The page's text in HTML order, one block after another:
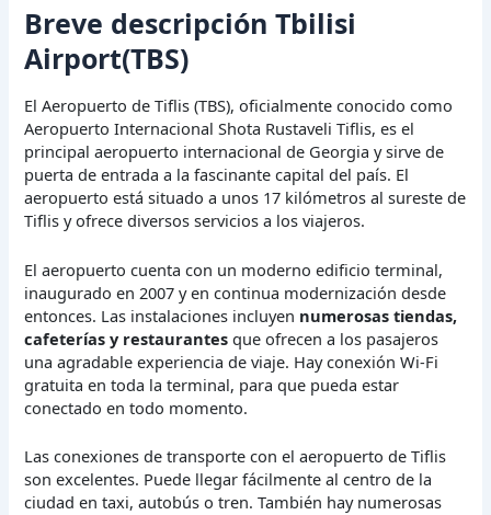
Breve descripción Tbilisi
Airport(TBS)
El Aeropuerto de Tiflis (TBS), oficialmente conocido como
Aeropuerto Internacional Shota Rustaveli Tiflis, es el
principal aeropuerto internacional de Georgia y sirve de
puerta de entrada a la fascinante capital del país. El
aeropuerto está situado a unos 17 kilómetros al sureste de
Tiflis y ofrece diversos servicios a los viajeros.
El aeropuerto cuenta con un moderno edificio terminal,
inaugurado en 2007 y en continua modernización desde
entonces. Las instalaciones incluyen numerosas tiendas,
cafeterías y restaurantes que ofrecen a los pasajeros
una agradable experiencia de viaje. Hay conexión Wi-Fi
gratuita en toda la terminal, para que pueda estar
conectado en todo momento.
Las conexiones de transporte con el aeropuerto de Tiflis
son excelentes. Puede llegar fácilmente al centro de la
ciudad en taxi, autobús o tren. También hay numerosas